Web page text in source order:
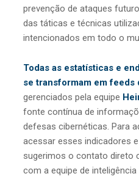
prevenção de ataques
das táticas e técnicas
intencionados em todo o
Todas as estatísticas e
se transformam em feeds
gerenciados pela equipe
fonte contínua de
defesas cibernéticas. Para
acessar esses indicadores
sugerimos o contato direto
com a equipe de